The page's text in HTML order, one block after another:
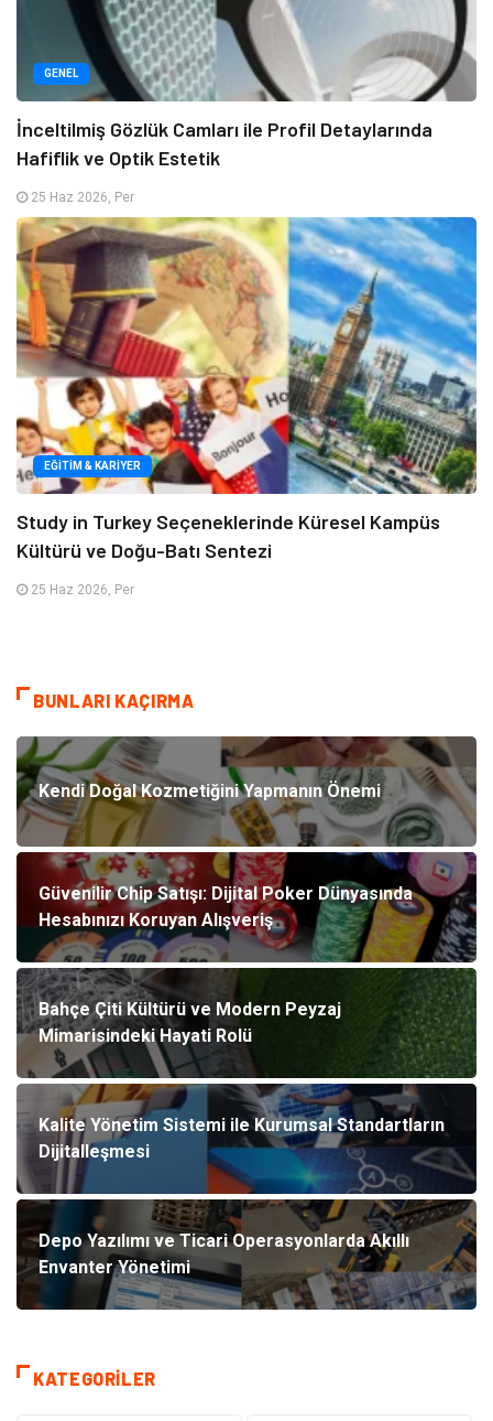
GENEL
İnceltilmiş Gözlük Camları ile Profil Detaylarında
Hafiflik ve Optik Estetik
25 Haz 2026, Per
EĞITIM & KARIYER
Study in Turkey Seçeneklerinde Küresel Kampüs
Kültürü ve Doğu-Batı Sentezi
25 Haz 2026, Per
BUNLARI KAÇIRMA
Kendi Doğal Kozmetiğini Yapmanın Önemi
Güvenilir Chip Satışı: Dijital Poker Dünyasında
Hesabınızı Koruyan Alışveriş
Bahçe Çiti Kültürü ve Modern Peyzaj
Mimarisindeki Hayati Rolü
Kalite Yönetim Sistemi ile Kurumsal Standartların
Dijitalleşmesi
Depo Yazılımı ve Ticari Operasyonlarda Akıllı
Envanter Yönetimi
KATEGORILER